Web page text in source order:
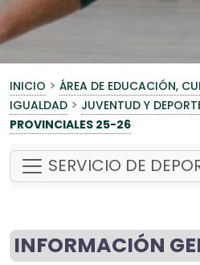
INICIO > ÁREA DE EDUCACIÓN,
IGUALDAD > JUVENTUD Y
PROVINCIALES 25-26
SERVICIO DE
INFORMACIÓN